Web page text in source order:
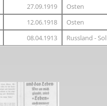
27.09.1919
Osten
12.06.1918
Osten
08.04.1913 Russland -